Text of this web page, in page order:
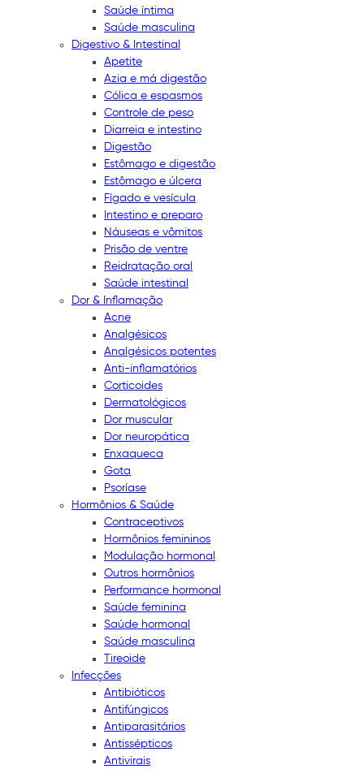
Saúde íntima
Saúde masculina
Digestivo & Intestinal
Apetite
Azia e má digestão
Cólica e espasmos
Controle de peso
Diarreia e intestino
Digestão
Estômago e digestão
Estômago e úlcera
Fígado e vesícula
Intestino e preparo
Náuseas e vômitos
Prisão de ventre
Reidratação oral
Saúde intestinal
Dor & Inflamação
Acne
Analgésicos
Analgésicos potentes
Anti-inflamatórios
Corticoides
Dermatológicos
Dor muscular
Dor neuropática
Enxaqueca
Gota
Psoríase
Hormônios & Saúde
Contraceptivos
Hormônios femininos
Modulação hormonal
Outros hormônios
Performance hormonal
Saúde feminina
Saúde hormonal
Saúde masculina
Tireoide
Infecções
Antibióticos
Antifúngicos
Antiparasitários
Antissépticos
Antivirais